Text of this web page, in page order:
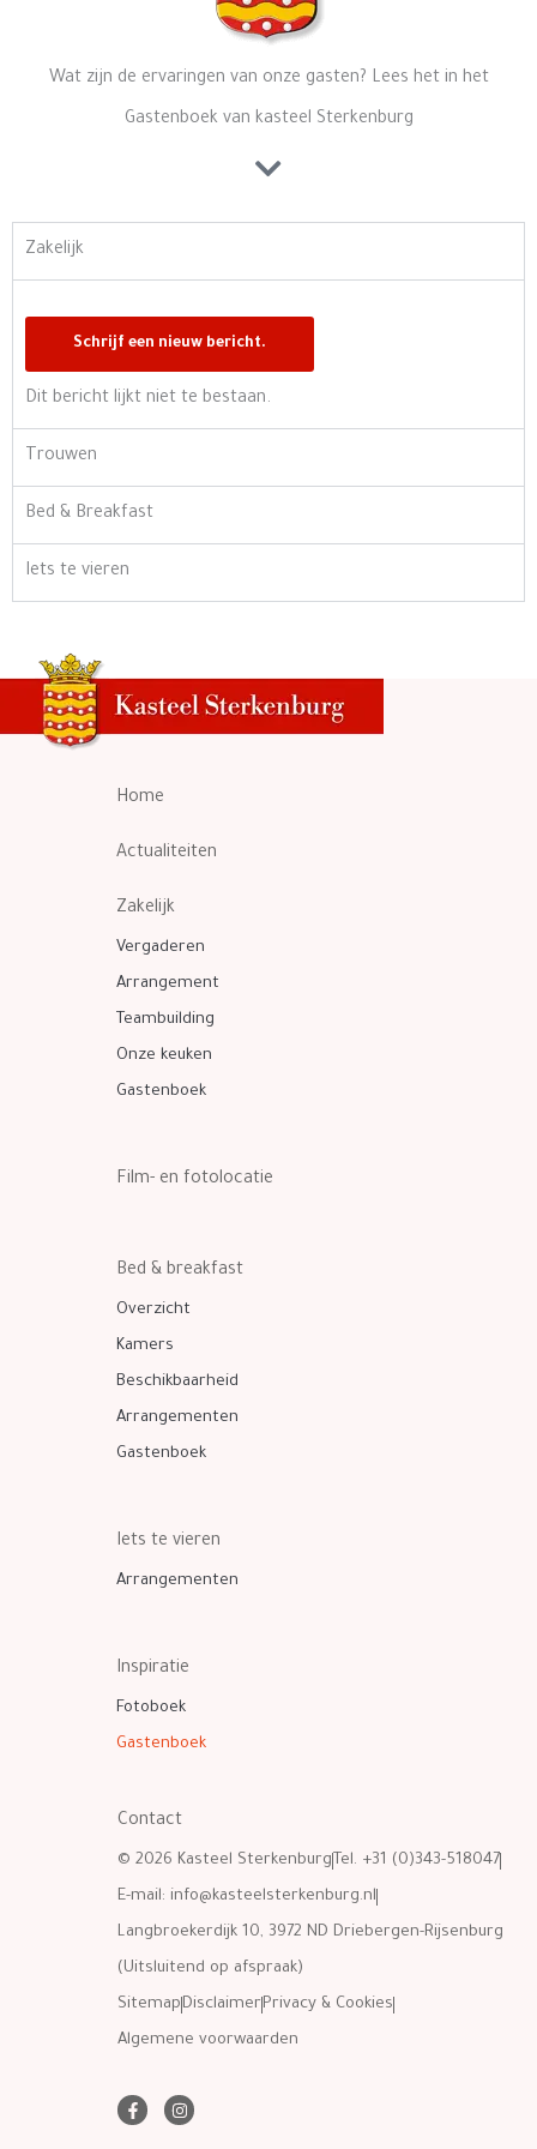
Wat zijn de ervaringen van onze gasten? Lees het in het
Gastenboek van kasteel Sterkenburg
Zakelijk
Dit bericht lijkt niet te bestaan.
Trouwen
Bed & Breakfast
Iets te vieren
Home
Actualiteiten
Zakelijk
Vergaderen
Arrangement
Teambuilding
Onze keuken
Gastenboek
Film- en fotolocatie
Bed & breakfast
Overzicht
Kamers
Beschikbaarheid
Arrangementen
Gastenboek
Iets te vieren
Arrangementen
Inspiratie
Fotoboek
Gastenboek
Contact
© 2026 Kasteel Sterkenburg Tel. +31 (0)343-518047
E-mail: info@kasteelsterkenburg.nl
Langbroekerdijk 10, 3972 ND Driebergen-Rijsenburg
(Uitsluitend op afspraak)
Sitemap Disclaimer Privacy & Cookies
Algemene voorwaarden
F
a
I
n